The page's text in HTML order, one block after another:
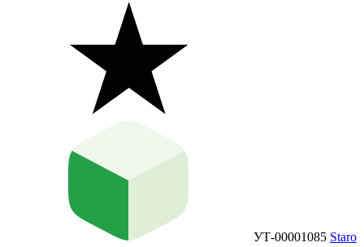
УТ-00001085 Staro